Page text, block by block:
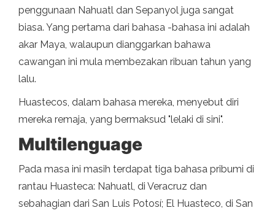
penggunaan Nahuatl dan Sepanyol juga sangat
biasa. Yang pertama dari bahasa -bahasa ini adalah
akar Maya, walaupun dianggarkan bahawa
cawangan ini mula membezakan ribuan tahun yang
lalu.
Huastecos, dalam bahasa mereka, menyebut diri
mereka remaja, yang bermaksud "lelaki di sini".
Multilenguage
Pada masa ini masih terdapat tiga bahasa pribumi di
rantau Huasteca: Nahuatl, di Veracruz dan
sebahagian dari San Luis Potosí; El Huasteco, di San